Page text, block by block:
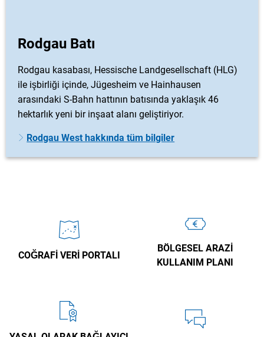
Rodgau Batı
Rodgau kasabası, Hessische Landgesellschaft (HLG)
ile işbirliği içinde, Jügesheim ve Hainhausen
arasındaki S-Bahn hattının batısında yaklaşık 46
hektarlık yeni bir inşaat alanı geliştiriyor.
Rodgau West hakkında tüm bilgiler
COĞRAFI VERI PORTALI
BÖLGESEL ARAZI
KULLANIM PLANI